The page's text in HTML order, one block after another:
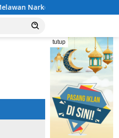
GDAN dan Kapolda Kalteng
tutup